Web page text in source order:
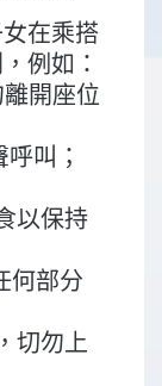
在乘搭
例如：
開座位
叫；
以保持
何部分
切勿上